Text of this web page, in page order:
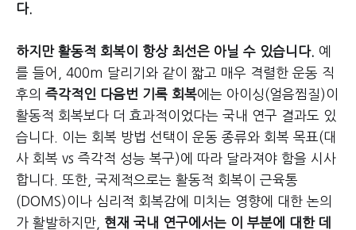
다.
하지만 활동적 회복이 항상 최선은 아닐 수 있습니다. 예
를 들어, 400m 달리기와 같이 짧고 매우 격렬한 운동 직
후의 즉각적인 다음번 기록 회복에는 아이싱(얼음찜질)이
활동적 회복보다 더 효과적이었다는 국내 연구 결과도 있
습니다. 이는 회복 방법 선택이 운동 종류와 회복 목표(대
사 회복 vs 즉각적 성능 복구)에 따라 달라져야 함을 시사
합니다. 또한, 국제적으로는 활동적 회복이 근육통
(DOMS)이나 심리적 회복감에 미치는 영향에 대한 논의
가 활발하지만, 현재 국내 연구에서는 이 부분에 대한 데